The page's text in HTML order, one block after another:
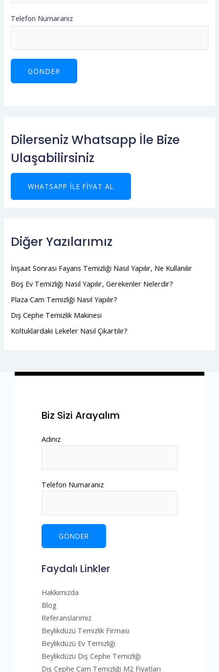
Telefon Numaranız
Dilerseniz Whatsapp İle Bize
Ulaşabilirsiniz
WHATSAPP ILE FIYAT AL
Diğer Yazılarımız
İnşaat Sonrası Fayans Temizliği Nasıl Yapılır, Ne Kullanılır
Boş Ev Temizliği Nasıl Yapılır, Gerekenler Nelerdir?
Plaza Cam Temizliği Nasıl Yapılır?
Dış Cephe Temizlik Makinesi
Koltuklardaki Lekeler Nasıl Çıkartılır?
Biz Sizi Arayalım
Adınız
Telefon Numaranız
Faydalı Linkler
Hakkımızda
Blog
Referanslarımız
Beylikdüzü Temizlik Firması
Beylikdüzü Ev Temizliği
Beylikdüzü Dış Cephe Temizliği
Dış Cephe Cam Temizliği M2 Fiyatları